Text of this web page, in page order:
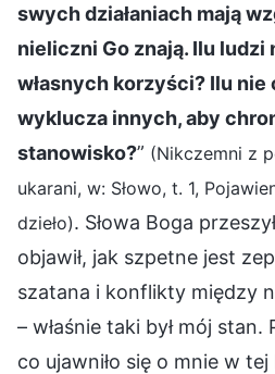
swych działaniach mają
nieliczni Go znają. Ilu ludzi
własnych korzyści? Ilu
wyklucza innych, aby
stanowisko?” (Nikczemni z
ukarani, w: Słowo, t. 1,
dzieło). Słowa Boga
objawił, jak szpetne jest
szatana i konflikty między
– właśnie taki był mój stan.
co ujawniło się o mnie w